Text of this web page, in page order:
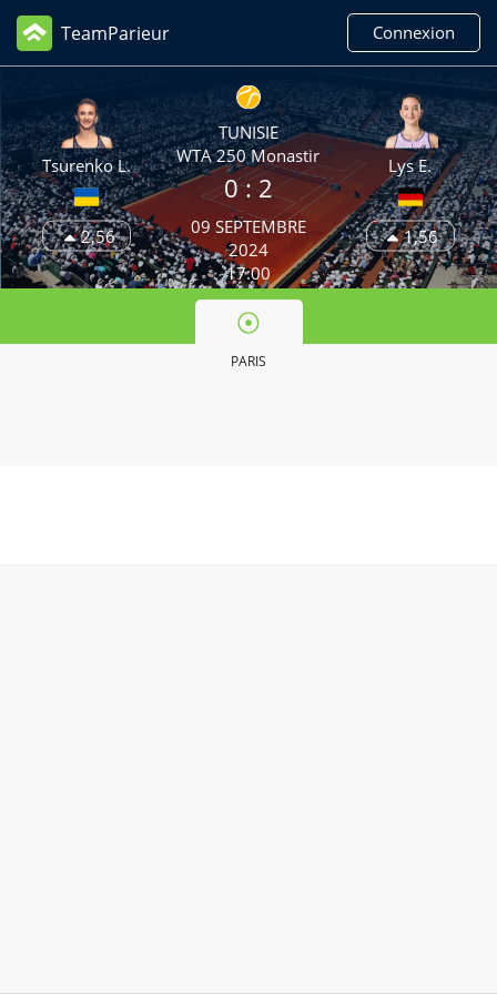
TeamParieur Connexion
Tsurenko L.
2,56
TUNISIE
WTA 250 Monastir
0 :2
09 SEPTEMBRE
2024
17:00
Lys E.
1,56
PARIS